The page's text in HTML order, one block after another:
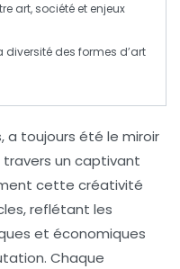
art, société et enjeux
diversité des formes d’art
a toujours été le miroir
travers un captivant
cette créativité
reflétant les
et économiques
Chaque